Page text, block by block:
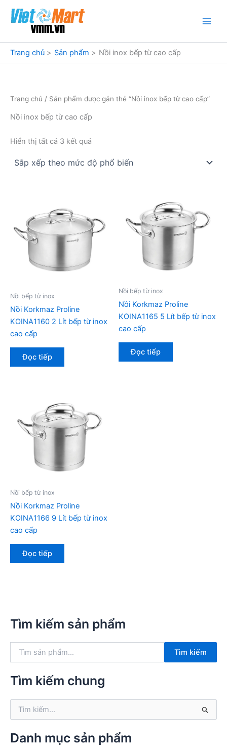
dung
Trang chủ
Sản phẩm Nồi inox bếp từ cao cấp
Trang chủ / Sản phẩm được gắn thẻ “Nồi inox bếp từ cao cấp”
Nồi inox bếp từ cao cấp
Hiển thị tất cả 3 kết quả
theo
mức
Nồi bếp từ inox
Nồi Korkmaz Proline
KOINA1160 2 Lít bếp từ inox
cao cấp
Đọc tiếp
Nồi bếp từ inox
Nồi Korkmaz Proline
KOINA1165 5 Lít bếp từ inox
cao cấp
Đọc tiếp
Nồi bếp từ inox
Nồi Korkmaz Proline
KOINA1166 9 Lít bếp từ inox
cao cấp
Đọc tiếp
Tìm kiếm sản phẩm
k
:
Tìm kiếm
Tìm kiếm chung
k
iDanh mục sản phẩm